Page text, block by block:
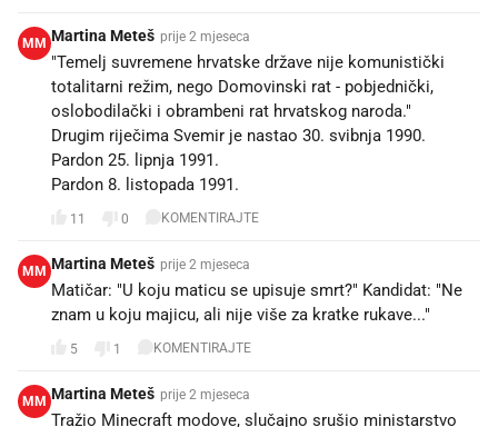
MM Martina Meteš prije 2 mjeseca
"Temelj suvremene hrvatske države nije komunistički
totalitarni režim, nego Domovinski rat - pobjednički,
oslobodilački i obrambeni rat hrvatskog naroda."
Drugim riječima Svemir je nastao 30. svibnja 1990.
Pardon 25. lipnja 1991.
Pardon 8. listopada 1991.
11 0 KOMENTIRAJTE
MM Martina Meteš prije 2 mjeseca
Matičar: "U koju maticu se upisuje smrt?" Kandidat: "Ne
znam u koju majicu, ali nije više za kratke rukave..."
5 1 KOMENTIRAJTE
MM Martina Meteš prije 2 mjeseca
Tražio Minecraft modove, slučajno srušio ministarstvo